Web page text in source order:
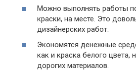
Можно выполнять работы
краски, на месте. Это
дизайнерских работ.
Экономятся денежные
как и краска белого цвета,
дорогих материалов.